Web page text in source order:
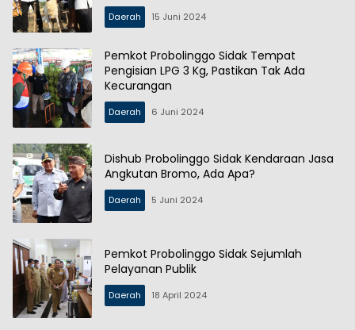
Daerah 15 Juni 2024
Pemkot Probolinggo Sidak Tempat
Pengisian LPG 3 Kg, Pastikan Tak Ada
Kecurangan
Daerah 6 Juni 2024
Dishub Probolinggo Sidak Kendaraan Jasa
Angkutan Bromo, Ada Apa?
Daerah 5 Juni 2024
Pemkot Probolinggo Sidak Sejumlah
Pelayanan Publik
Daerah 18 April 2024